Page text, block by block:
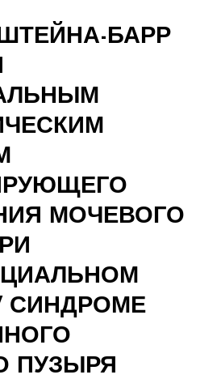
БАРР
МОЧЕВОГО
СИНДРОМЕ
ПУЗЫРЯ